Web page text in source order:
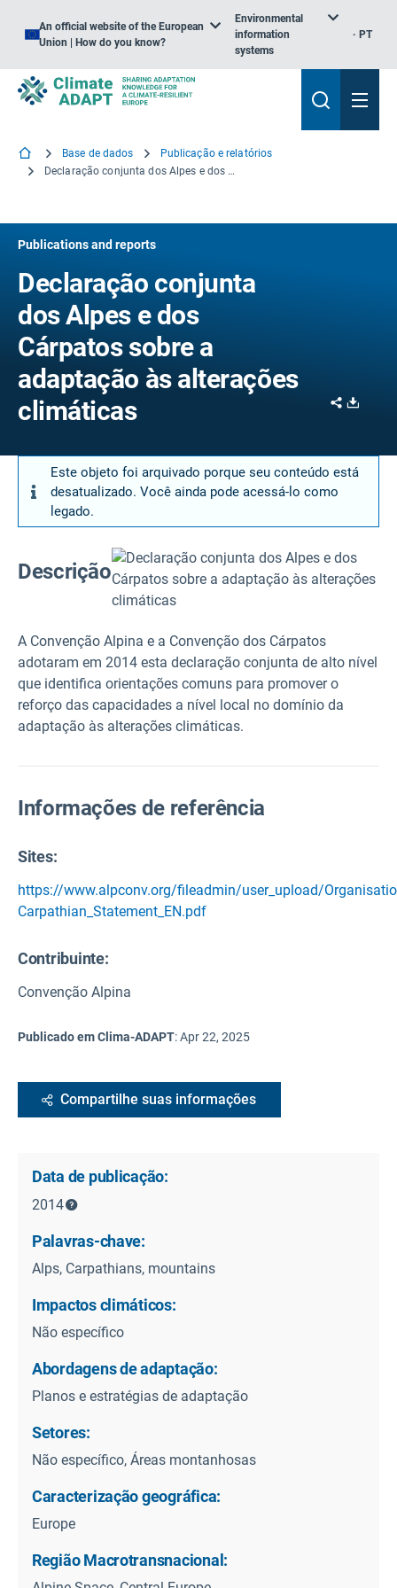
An official website of the European
Union | How do you know?
Environmental
information
systems
PT
Base de dados
Publicação e relatórios
Declaração conjunta dos Alpes e dos Cárpatos sobre a adaptação às alterações climáticas
Publications and reports
Declaração conjunta
dos Alpes e dos
Cárpatos sobre a
adaptação às alterações
climáticas
Share
Este objeto foi arquivado porque seu conteúdo está
desatualizado. Você ainda pode acessá-lo como
legado.
Descrição
A Convenção Alpina e a Convenção dos Cárpatos
adotaram em 2014 esta declaração conjunta de alto nível
que identifica orientações comuns para promover o
reforço das capacidades a nível local no domínio da
adaptação às alterações climáticas.
Informações de referência
Sites:
https://www.alpconv.org/fileadmin/user_upload/
Carpathian_Statement_EN.pdf
Contribuinte:
Convenção Alpina
Publicado em Clima-ADAPT:Apr 22, 2025
Compartilhe suas informações
Data de publicação:
2014
Palavras-chave:
Alps, Carpathians, mountains
Impactos climáticos:
Não específico
Abordagens de adaptação:
Planos e estratégias de adaptação
Setores:
Não específico, Áreas montanhosas
Caracterização geográfica:
Europe
Região Macrotransnacional: